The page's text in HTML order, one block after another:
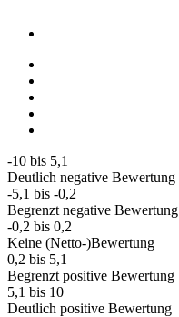
-10 bis 5,1
Deutlich negative Bewertung
-5,1 bis -0,2
Begrenzt negative Bewertung
-0,2 bis 0,2
Keine (Netto-)Bewertung
0,2 bis 5,1
Begrenzt positive Bewertung
5,1 bis 10
Deutlich positive Bewertung